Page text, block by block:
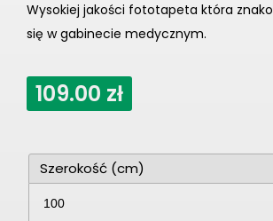
Wysokiej jakości fototapeta która
się w gabinecie medycznym.
109.00 zł
Szerokość (cm)